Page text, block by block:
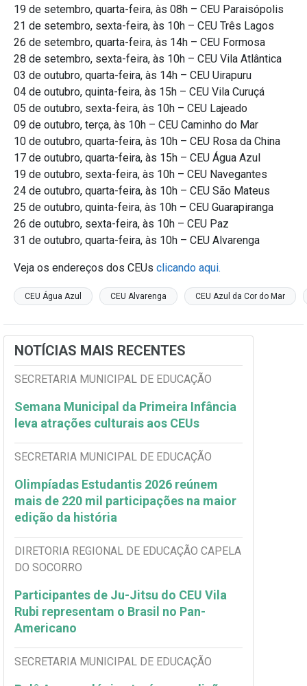
19 de setembro, quarta-feira, às 08h – CEU Paraisópolis
21 de setembro, sexta-feira, às 10h – CEU Três Lagos
26 de setembro, quarta-feira, às 14h – CEU Formosa
28 de setembro, sexta-feira, às 10h – CEU Vila Atlântica
03 de outubro, quarta-feira, às 14h – CEU Uirapuru
04 de outubro, quinta-feira, às 15h – CEU Vila Curuçá
05 de outubro, sexta-feira, às 10h – CEU Lajeado
09 de outubro, terça, às 10h – CEU Caminho do Mar
10 de outubro, quarta-feira, às 10h – CEU Rosa da China
17 de outubro, quarta-feira, às 15h – CEU Água Azul
19 de outubro, sexta-feira, às 10h – CEU Navegantes
24 de outubro, quarta-feira, às 10h – CEU São Mateus
25 de outubro, quinta-feira, às 10h – CEU Guarapiranga
26 de outubro, sexta-feira, às 10h – CEU Paz
31 de outubro, quarta-feira, às 10h – CEU Alvarenga
Veja os endereços dos CEUs clicando aqui.
CEU Água Azul CEU Alvarenga CEU Azul da Cor do Mar
NOTÍCIAS MAIS RECENTES
SECRETARIA MUNICIPAL DE EDUCAÇÃO
Semana Municipal da Primeira Infância
leva atrações culturais aos CEUs
SECRETARIA MUNICIPAL DE EDUCAÇÃO
Olimpíadas Estudantis 2026 reúnem
mais de 220 mil participações na maior
edição da história
DIRETORIA REGIONAL DE EDUCAÇÃO CAPELA
DO SOCORRO
Participantes de Ju-Jitsu do CEU Vila
Rubi representam o Brasil no Pan-
Americano
SECRETARIA MUNICIPAL DE EDUCAÇÃO